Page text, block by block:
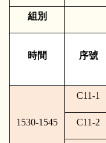
組別
時間 序號
1530-1545
C11-1
C11-2